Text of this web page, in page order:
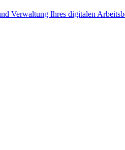
Verwaltung Ihres digitalen